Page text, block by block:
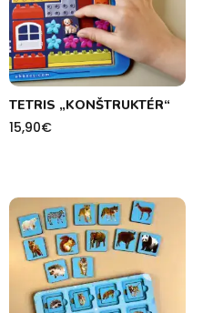
TETRIS „KONŠTRUKTÉR“
15,90€